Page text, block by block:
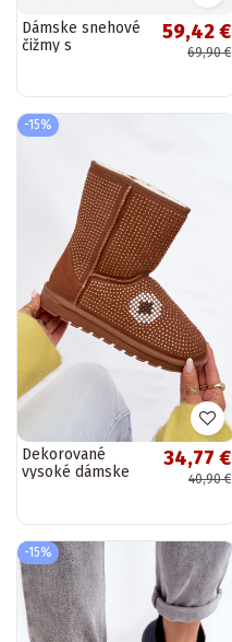
Dámske snehové
čižmy s
59,42 €
69,90 €
-15%
Dekorované
vysoké dámske
34,77 €
40,90 €
-15%